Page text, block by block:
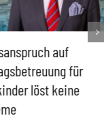
auf
für
löst keine